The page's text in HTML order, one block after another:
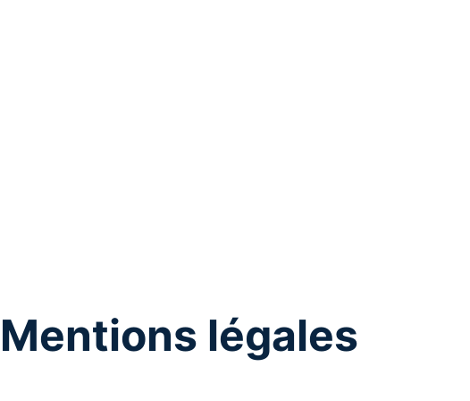
Mentions légales